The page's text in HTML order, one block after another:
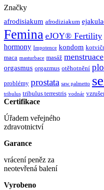
Značky
afrodisiakum afrodiziakum
Femina eJOY® Fertility
hormony Impotence kondom
maca masturbace masáž menstruace
orgasmus orgazmus otěhotnění
problémy prostata saw palmetto
tribulus tribulus terrestris vodnár
Certifikace
Úřadem veřejného
zdravotnictví
Garance
vrácení peněz za
neotevřená balení
Vyrobeno